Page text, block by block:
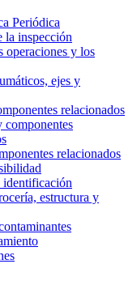
Periódica
la inspección
operaciones y los
ejes y
relacionados
relacionados
estructura y